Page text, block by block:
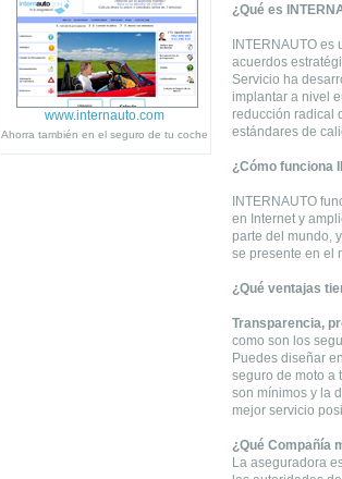
www.internauto.com
Ahorra también en el seguro de tu coche
¿Qué es
INTERNAUTO
acuerdos
Servicio ha
implantar a nivel
reducción radical
estándares de
¿Cómo funciona
INTERNAUTO
en Internet y
parte del mundo,
se presente en el
¿Qué ventajas
Transparencia,
como son los
Puedes diseñar
seguro de moto a
son mínimos y la
mejor servicio
¿Qué Compañía
La aseguradora